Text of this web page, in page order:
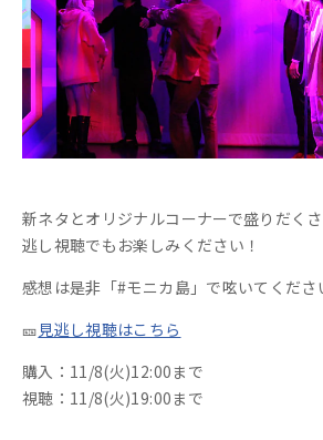
新ネタとオリジナルコーナーで盛りだく
逃し視聴でもお楽しみください！
感想は是非「#モニカ島」で呟いてくださ
🎫見逃し視聴はこちら
購入：11/8(火)12:00まで
視聴：11/8(火)19:00まで